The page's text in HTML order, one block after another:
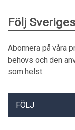
Följ
Abonnera på våra
behövs och den
som helst.
FÖLJ